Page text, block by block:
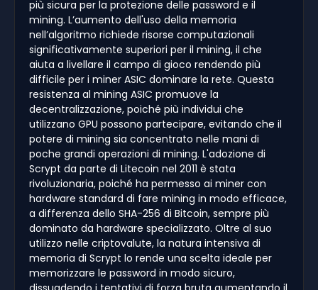
più sicura per la protezione delle password e il
mining. L’aumento dell'uso della memoria
nell’algoritmo richiede risorse computazionali
significativamente superiori per il mining, il che
aiuta a livellare il campo di gioco rendendo più
difficile per i miner ASIC dominare la rete. Questa
resistenza al mining ASIC promuove la
decentralizzazione, poiché più individui che
utilizzano GPU possono partecipare, evitando che il
potere di mining sia concentrato nelle mani di
poche grandi operazioni di mining. L'adozione di
Scrypt da parte di Litecoin nel 2011 è stata
rivoluzionaria, poiché ha permesso ai miner con
hardware standard di fare mining in modo efficace,
a differenza dello SHA-256 di Bitcoin, sempre più
dominato da hardware specializzato. Oltre al suo
utilizzo nelle criptovalute, la natura intensiva di
memoria di Scrypt lo rende una scelta ideale per
memorizzare le password in modo sicuro,